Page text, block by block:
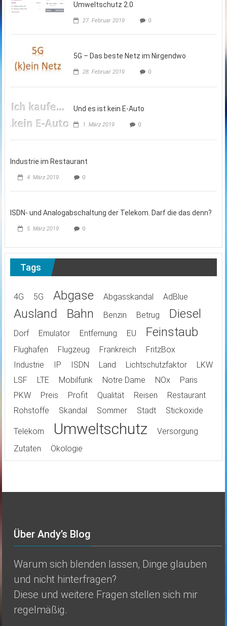
Umweltschutz 2.0
27. Februar 2019 0
5G – Das beste Netz im Nirgendwo
28. Februar 2019 0
Und es ist kein E-Auto
1. März 2019 0
Industrie im Restaurant
4. März 2019 0
ISDN- und Analogabschaltung der Telekom. Darf die das denn?
5. März 2019 0
Tags
4G 5G Abgase Abgasskandal AdBlue
Ausland Bahn Benzin Betrug Diesel
Dorf Emulator Entfernung EU Feinstaub
Flughafen Flugzeug Frankreich
FritzBox
Industrie
IP ISDN Land Lichtschutzfaktor
LKW
LSF
LTE Mobilfunk Notre Dame NOx
Paris
PKW
Preis Profit Qualität Reisen
Restaurant
Rohstoffe
Skandal Sommer Stadt Stickoxide
Telekom Umweltschutz
Versorgung
Zutaten
Ökologie
Über Andy’s Blog
Warum sich blenden lassen, Dinge glauben
und nicht hinterfragen?
Diese und weitere Fragen stellen sich mir
regelmäßig.